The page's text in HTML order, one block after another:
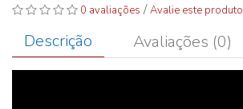
0 avaliações /Avalie este produto
Descrição Avaliações (0)